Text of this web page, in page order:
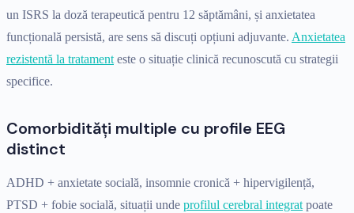
un ISRS la doză terapeutică pentru 12 săptămâni, și anxietatea
funcțională persistă, are sens să discuți opțiuni adjuvante. Anxietatea
rezistentă la tratament este o situație clinică recunoscută cu strategii
specifice.
Comorbidități multiple cu profile EEG
distinct
ADHD + anxietate socială, insomnie cronică + hipervigilență,
PTSD + fobie socială, situații unde profilul cerebral integrat poate